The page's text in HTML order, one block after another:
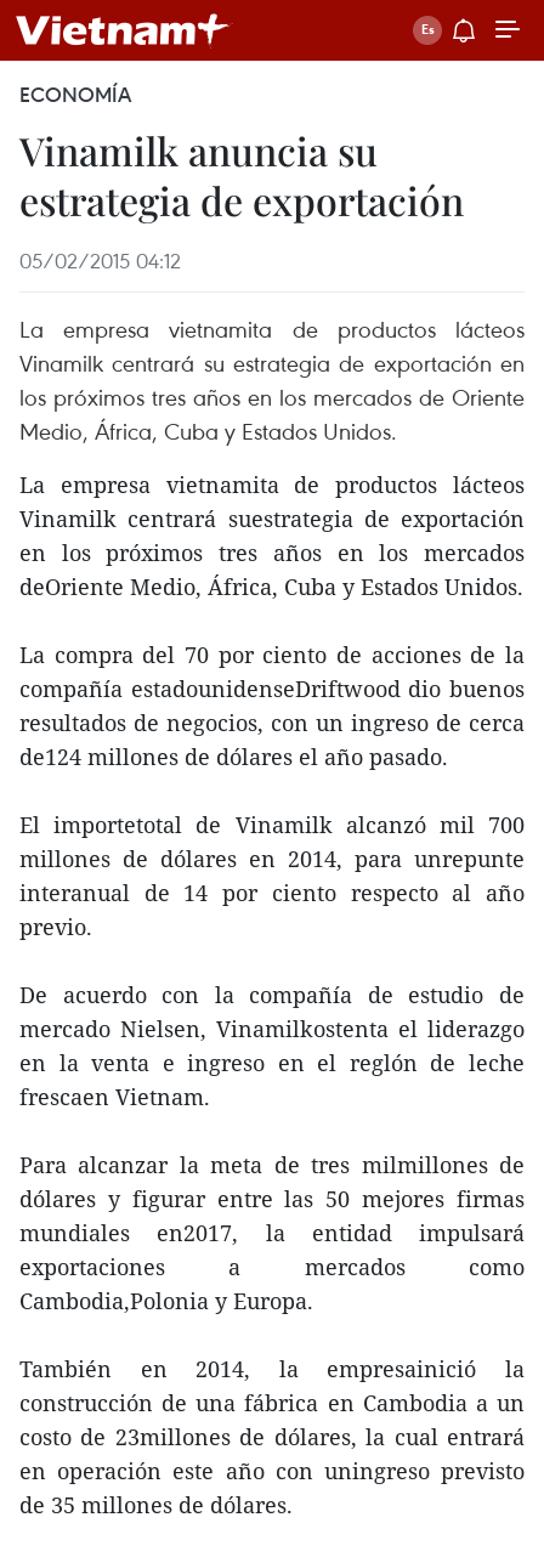
ECONOMÍA
Vinamilk anuncia su
estrategia de exportación
05/02/2015 04:12
La empresa vietnamita de productos lácteos
Vinamilk centrará su estrategia de exportación en
los próximos tres años en los mercados de Oriente
Medio, África, Cuba y Estados Unidos.
La empresa vietnamita de productos lácteos
Vinamilk centrará suestrategia de exportación
en los próximos tres años en los mercados
deOriente Medio, África, Cuba y Estados Unidos.
La compra del 70 por ciento de acciones de la
compañía estadounidenseDriftwood dio buenos
resultados de negocios, con un ingreso de cerca
de124 millones de dólares el año pasado.
El importetotal de Vinamilk alcanzó mil 700
millones de dólares en 2014, para unrepunte
interanual de 14 por ciento respecto al año
previo.
De acuerdo con la compañía de estudio de
mercado Nielsen, Vinamilkostenta el liderazgo
en la venta e ingreso en el reglón de leche
frescaen Vietnam.
Para alcanzar la meta de tres milmillones de
dólares y figurar entre las 50 mejores firmas
mundiales en2017, la entidad impulsará
exportaciones a mercados como
Cambodia,Polonia y Europa.
También en 2014, la empresainició la
construcción de una fábrica en Cambodia a un
costo de 23millones de dólares, la cual entrará
en operación este año con uningreso previsto
de 35 millones de dólares.